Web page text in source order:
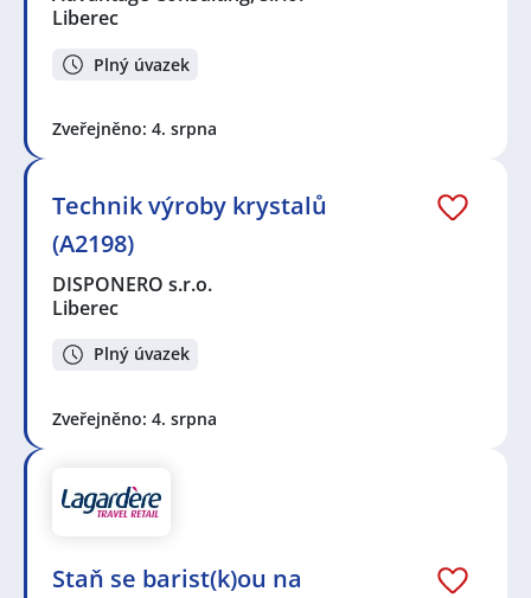
Liberec
Plný úvazek
Zveřejněno: 4. srpna
Technik výroby krystalů
(A2198)
DISPONERO s.r.o.
Liberec
Plný úvazek
Zveřejněno: 4. srpna
Staň se barist(k)ou na